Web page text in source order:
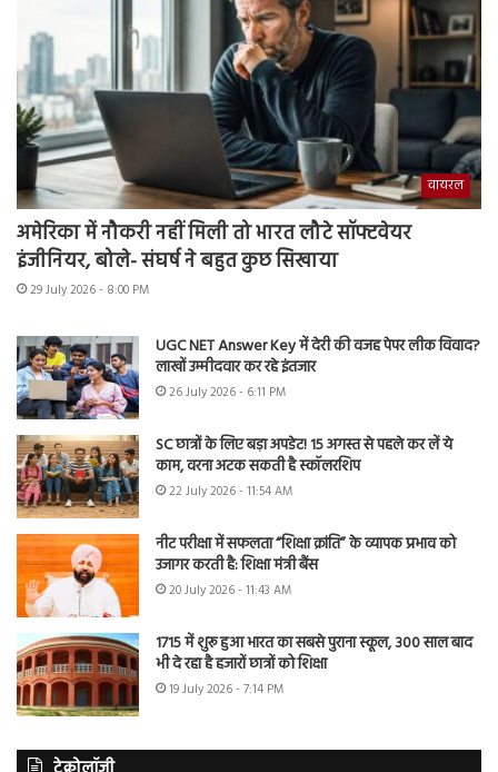
वायरल
अमेरिका में नौकरी नहीं मिली तो भारत लौटे सॉफ्टवेयर
इंजीनियर, बोले- संघर्ष ने बहुत कुछ सिखाया
29 July 2026 - 8:00 PM
UGC NET Answer Key में देरी की वजह पेपर लीक विवाद?
लाखों उम्मीदवार कर रहे इंतजार
26 July 2026 - 6:11 PM
SC छात्रों के लिए बड़ा अपडेट! 15 अगस्त से पहले कर लें ये
काम, वरना अटक सकती है स्कॉलरशिप
22 July 2026 - 11:54 AM
नीट परीक्षा में सफलता “शिक्षा क्रांति” के व्यापक प्रभाव को
उजागर करती है: शिक्षा मंत्री बैंस
20 July 2026 - 11:43 AM
1715 में शुरू हुआ भारत का सबसे पुराना स्कूल, 300 साल बाद
भी दे रहा है हजारों छात्रों को शिक्षा
19 July 2026 - 7:14 PM